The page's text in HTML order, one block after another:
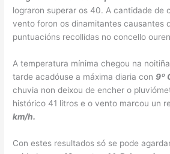
lograron superar os 40. A cantidade de
vento foron os dinamitantes causantes
puntuacións recollidas no concello
A temperatura mínima chegou na
tarde acadóuse a máxima diaria con9º
chuvia non deixou de encher o
histórico 41 litros e o vento marcou un
km/h.
Con estes resultados só se pode